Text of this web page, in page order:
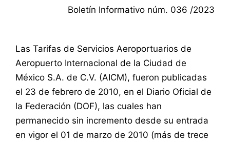
Boletín Informativo núm. 036 /2023
Las Tarifas de Servicios Aeroportuarios de
Aeropuerto Internacional de la Ciudad de
México S.A. de C.V. (AICM), fueron publicadas
el 23 de febrero de 2010, en el Diario Oficial de
la Federación (DOF), las cuales han
permanecido sin incremento desde su entrada
en vigor el 01 de marzo de 2010 (más de trece